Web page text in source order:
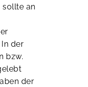
an
der
bzw.
der